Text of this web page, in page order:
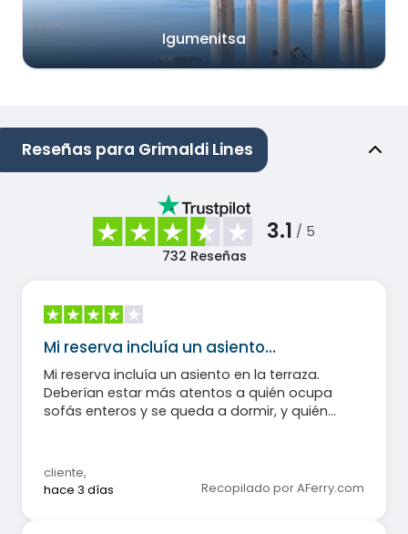
Igumenitsa
Reseñas para Grimaldi Lines
3.1 / 5
732 Reseñas
Mi reserva incluía un asiento…
Mi reserva incluía un asiento en la terraza.
Deberían estar más atentos a quién ocupa
sofás enteros y se queda a dormir, y quién
cliente,
hace 3 días
Recopilado por AFerry.com